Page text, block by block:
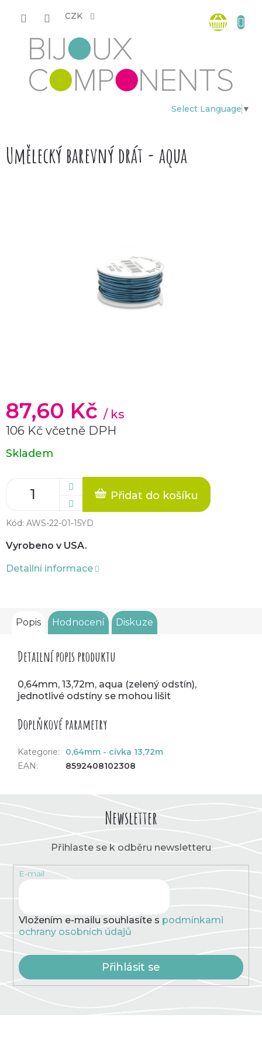
CZK
Select Language ▼
košík
Umělecký barevný drát - aqua
87,60 Kč / ks
106 Kč včetně DPH
Měrná
cena:
Skladem
Přidat do košíku
Kód: AWS-22-01-15YD
Vyrobeno v USA.
Detailní informace
Popis Hodnocení Diskuze
Detailní popis produktu
0,64mm, 13,72m, aqua (zelený odstín),
jednotlivé odstíny se mohou lišit
Doplňkové parametry
Kategorie:
0,64mm - cívka 13,72m
EAN: 8592408102308
Newsletter
Přihlaste se k odběru newsletteru
E-mail
Vložením e-mailu souhlasíte s podmínkami
ochrany osobních údajů
Přihlásit se